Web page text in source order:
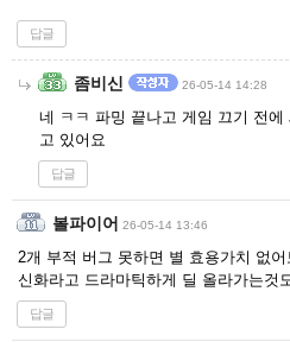
답글
좀비신 26-05-14 14:28
네 ㅋㅋ 파밍 끝나고 게임 끄기 전
고 있어요
답글
볼파이어 26-05-14 13:46
2개 부적 버그 못하면 별 효용가치 없어
신화라고 드라마틱하게 딜 올라가는것
답글